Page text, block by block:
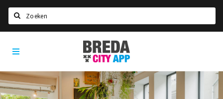
Home
Agenda
Deals
Breda
City
App